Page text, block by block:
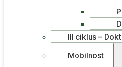
III ciklus –
Mobilnost